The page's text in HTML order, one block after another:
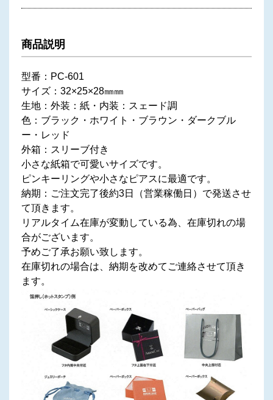
商品説明
型番：PC-601
サイズ：32×25×28㎜㎜
生地：外装：紙・内装：スェード調
色：ブラック・ホワイト・ブラウン・ダークブル
ー・レッド
外箱：スリーブ付き
小さな紙箱で可愛いサイズです。
ピンキーリングや小さなピアスに最適です。
納期：ご注文完了後約3日（営業稼働日）で発送させ
て頂きます。
リアルタイム在庫が変動している為、在庫切れの場
合がございます。
予めご了承お願い致します。
在庫切れの場合は、納期を改めてご連絡させて頂き
ます。